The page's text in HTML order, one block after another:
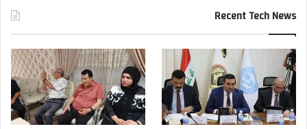
Recent Tech News